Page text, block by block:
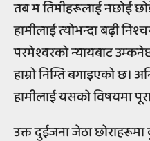
तब म तिमीहरूलाई नछोई
हामीलाई त्योभन्दा बढ़ी
परमेश्वरको न्यायबाट
हाम्रो निम्ति बगाइएको छ।
हामीलाई यसको विषयमा
उक्त दुईजना जेठा